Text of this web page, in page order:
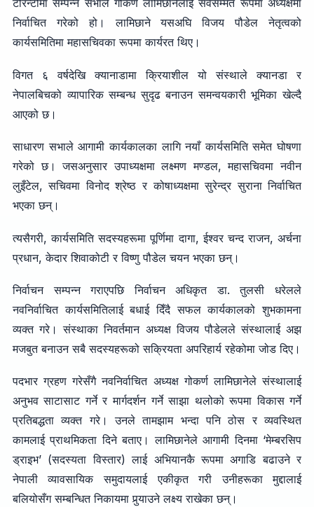
टोरन्टोमा सम्पन्न सभाले गोकर्ण लामिछानेलाई सर्वसम्मत रूपमा अध्यक्षमा
निर्वाचित गरेको हो। लामिछाने यसअघि विजय पौडेल नेतृत्वको
कार्यसमितिमा महासचिवका रूपमा कार्यरत थिए।
विगत ६ वर्षदेखि क्यानाडामा क्रियाशील यो संस्थाले क्यानडा र
नेपालबिचको व्यापारिक सम्बन्ध सुदृढ बनाउन समन्वयकारी भूमिका खेल्दै
आएको छ।
साधारण सभाले आगामी कार्यकालका लागि नयाँ कार्यसमिति समेत घोषणा
गरेको छ। जसअनुसार उपाध्यक्षमा लक्ष्मण मण्डल, महासचिवमा नवीन
लुइँटेल, सचिवमा विनोद श्रेष्ठ र कोषाध्यक्षमा सुरेन्द्र सुराना निर्वाचित
भएका छन्।
त्यसैगरी, कार्यसमिति सदस्यहरूमा पूर्णिमा दागा, ईश्वर चन्द राजन, अर्चना
प्रधान, केदार शिवाकोटी र विष्णु पौडेल चयन भएका छन्।
निर्वाचन सम्पन्न गराएपछि निर्वाचन अधिकृत डा. तुलसी धरेलले
नवनिर्वाचित कार्यसमितिलाई बधाई दिँदै सफल कार्यकालको शुभकामना
व्यक्त गरे। संस्थाका निवर्तमान अध्यक्ष विजय पौडेलले संस्थालाई अझ
मजबुत बनाउन सबै सदस्यहरूको सक्रियता अपरिहार्य रहेकोमा जोड दिए।
पदभार ग्रहण गरेसँगै नवनिर्वाचित अध्यक्ष गोकर्ण लामिछानेले संस्थालाई
अनुभव साटासाट गर्ने र मार्गदर्शन गर्ने साझा थलोको रूपमा विकास गर्ने
प्रतिबद्धता व्यक्त गरे। उनले तामझाम भन्दा पनि ठोस र व्यवस्थित
कामलाई प्राथमिकता दिने बताए। लामिछानेले आगामी दिनमा ‘मेम्बरसिप
ड्राइभ’ (सदस्यता विस्तार) लाई अभियानकै रूपमा अगाडि बढाउने र
नेपाली व्यावसायिक समुदायलाई एकीकृत गरी उनीहरूका मुद्दालाई
बलियोसँग सम्बन्धित निकायमा पुर्‍याउने लक्ष्य राखेका छन्।